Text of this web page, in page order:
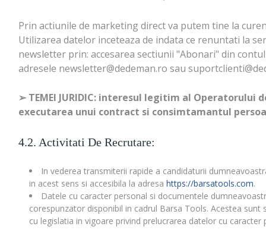
Prin actiunile de marketing direct va putem tine la
Utilizarea datelor inceteaza de indata ce renuntati la
newsletter prin: accesarea sectiunii "Abonari" din
adresele newsletter@dedeman.ro sau
➢TEMEI JURIDIC: interesul legitim al
executarea unui contract si consimtamantul
4.2. Activitati De Recrutare:
In vederea transmiterii rapide a candidaturii
in acest sens si accesibila la adresa https://barsatools.com.
Datele cu caracter personal si documentele
corespunzator disponibil in cadrul Barsa Tools. Acestea
cu legislatia in vigoare privind prelucrarea datelor cu caracter